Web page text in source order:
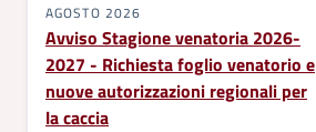
AGOSTO 2026
Avviso Stagione venatoria 2026-
2027 - Richiesta foglio venatorio e
nuove autorizzazioni regionali per
la caccia